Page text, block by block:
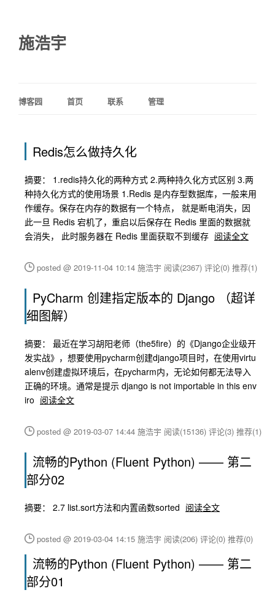
施浩宇
博客园 首页 联系 管理
Redis怎么做持久化
摘要： 1.redis持久化的两种方式 2.两种持久化方式区别 3.两
种持久化方式的使用场景 1.Redis 是内存型数据库，一般来用
作缓存。保存在内存的数据有一个特点， 就是断电消失，因
此一旦 Redis 宕机了，重启以后保存在 Redis 里面的数据就
会消失， 此时服务器在 Redis 里面获取不到缓存 阅读全文
posted @ 2019-11-04 10:14 施浩宇 阅读(2367) 评论(0) 推荐(1)
PyCharm 创建指定版本的 Django （超详
细图解）
摘要： 最近在学习胡阳老师（the5fire）的《Django企业级开
发实战》，想要使用pycharm创建django项目时，在使用virtu
alenv创建虚拟环境后，在pycharm内，无论如何都无法导入
正确的环境。通常是提示 django is not importable in this env
iro 阅读全文
posted @ 2019-03-07 14:44 施浩宇 阅读(15136) 评论(3) 推荐(1)
流畅的Python (Fluent Python) —— 第二
部分02
摘要： 2.7 list.sort方法和内置函数sorted 阅读全文
posted @ 2019-03-04 14:15 施浩宇 阅读(206) 评论(0) 推荐(0)
流畅的Python (Fluent Python) —— 第二
部分01